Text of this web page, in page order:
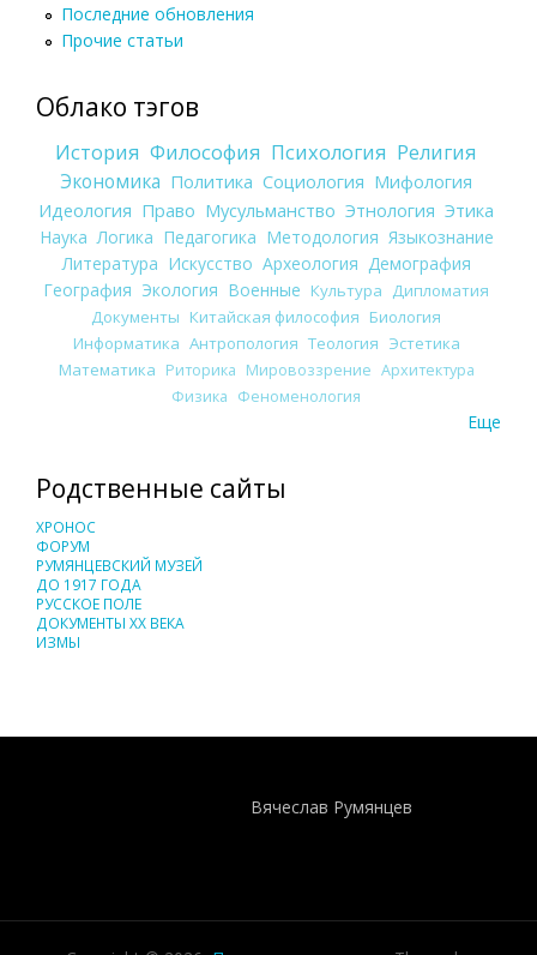
Последние обновления
Прочие статьи
Облако тэгов
История Философия Психология Религия
Экономика Политика Социология Мифология
Идеология Право Мусульманство Этнология Этика
Наука Логика Педагогика Методология Языкознание
Литература Искусство Археология Демография
География Экология Военные Культура
Дипломатия
Документы Китайская философия Биология
Информатика Антропология Теология Эстетика
Математика Риторика Мировоззрение Архитектура
Физика Феноменология
Еще
Родственные сайты
ХРОНОС
ФОРУМ
РУМЯНЦЕВСКИЙ МУЗЕЙ
ДО 1917 ГОДА
РУССКОЕ ПОЛЕ
ДОКУМЕНТЫ XX ВЕКА
ИЗМЫ
Вячеслав Румянцев